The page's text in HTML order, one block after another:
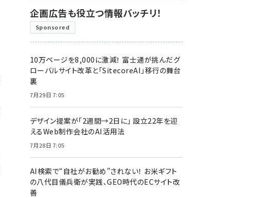
企画広告も役立つ情報バッチリ！
Sponsored
10万ページを8,000に激減！ 富士通が挑んだグ
ローバルサイト改革と「SitecoreAI」移行の舞台
裏
7月29日 7:05
デザイン提案が「2週間→2日に」 設立22年を迎
えるWeb制作会社のAI活用法
7月28日 7:05
AI検索で“自社がお勧め”されない！ お米ギフト
の八代目儀兵衛が実践、GEO時代のECサイト改
善